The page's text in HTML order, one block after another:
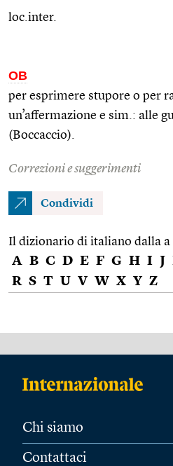
loc.inter.
OB
per esprimere stupore o per
un’affermazione e sim. : alle
(Boccaccio).
Correzioni e suggerimenti
Condividi
Il dizionario di italiano dalla a
A B C D E F G H I J
R S T U V W X Y Z
Chi siamo
Contattaci